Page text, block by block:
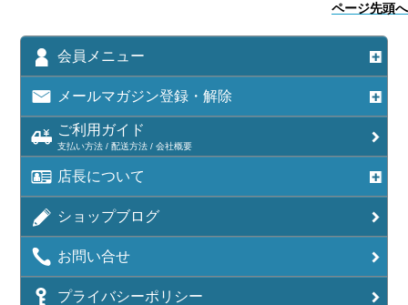
ページ先頭へ
会員メニュー
メールマガジン登録・解除
ご利用ガイド
支払い方法 / 配送方法 / 会社概要
店長について
ショップブログ
お問い合せ
プライバシーポリシー